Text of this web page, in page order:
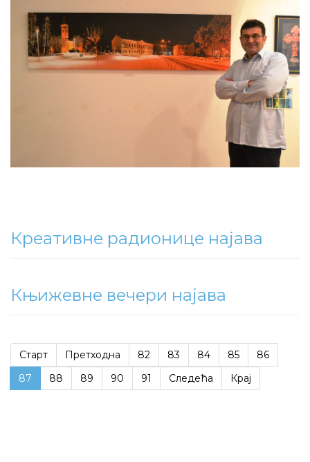
Креативне радионице најава
Књижевне вечери најава
Старт Претходна 82 83 84 85
86
87
88 89 90 91 Следећа Крај